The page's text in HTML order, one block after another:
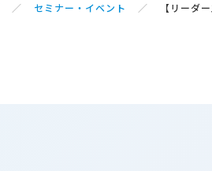
セミナー・イベント 【リーダ